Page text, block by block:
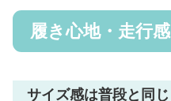
履き心地・走行感
サイズ感は普段と同じ